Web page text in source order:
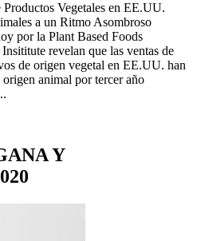
Vegetales en EE.UU.
a un Ritmo Asombroso
por la Plant Based Foods
revelan que las ventas de
de origen vegetal en EE.UU. han
animal por tercer año
Y